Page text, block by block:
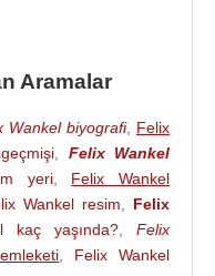
1940’lı yılların
taşıt aracında
ve güvene
beraber yürütülen
1954’de teknik
ve DKM54
Aramalar
Wankel biyografi, Felix
Felix Wankel
yeri, Felix Wankel
Wankel resim
Felix
kaç yaşında?
Felix
Felix Wankel